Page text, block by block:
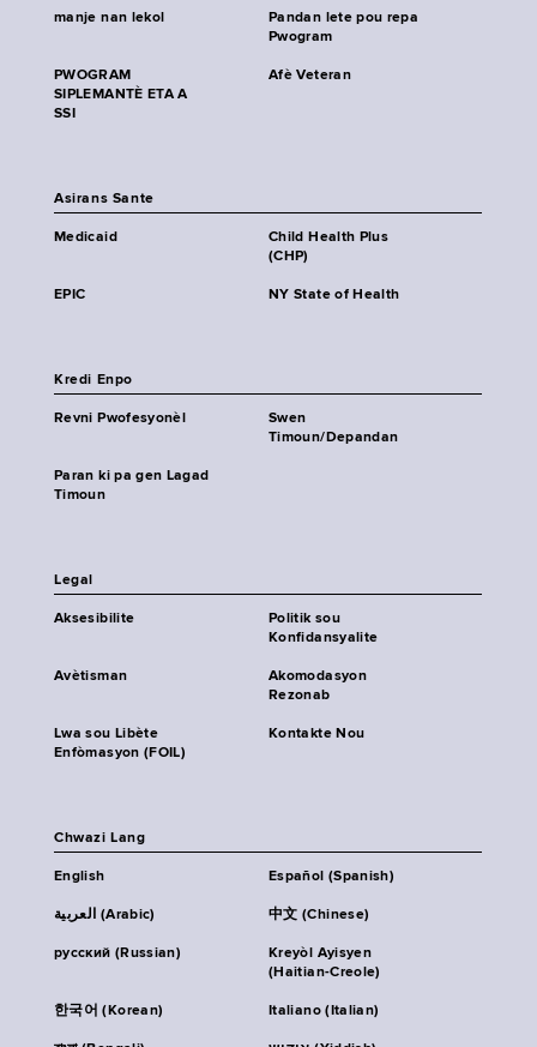
manje nan lekol
Pandan lete pou repa
Pwogram
PWOGRAM
SIPLEMANTÈ ETA A
SSI
Afè Veteran
Asirans Sante
Medicaid
Child Health Plus
(CHP)
EPIC NY State of Health
Kredi Enpo
Revni Pwofesyonèl
Swen
Timoun/Depandan
Paran ki pa gen Lagad
Timoun
Legal
Aksesibilite
Politik sou
Konfidansyalite
Avètisman
Akomodasyon
Rezonab
Lwa sou Libète
Enfòmasyon (FOIL)
Kontakte Nou
Chwazi Lang
English Español (Spanish)
العربية (Arabic) 中文 (Chinese)
русский (Russian)
Kreyòl Ayisyen
(Haitian-Creole)
한국어 (Korean) Italiano (Italian)